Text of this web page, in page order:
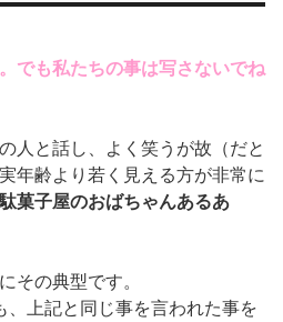
でも私たちの事は写さないでね
人と話し、よく笑うが故（だと
年齢より若く見える方が非常に
駄菓子屋のおばちゃんあるあ
その典型です。
、上記と同じ事を言われた事を